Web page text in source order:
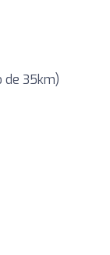
de 35km)